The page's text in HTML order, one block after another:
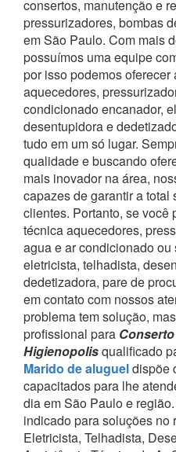
consertos, manutenção e
pressurizadores, bombas
em São Paulo. Com mais
possuímos uma equipe
por isso podemos
aquecedores,
condicionado encanador,
desentupidora e
tudo em um só lugar.
qualidade e buscando
mais inovador na área,
capazes de garantir a total
clientes. Portanto, se você
técnica aquecedores,
agua e ar condicionado
eletricista, telhadista,
dedetizadora, pare de
em contato com nossos
problema tem solução,
profissional para
Higienopolisqualificado
Marido de alugueldispõe
capacitados para lhe
dia em São Paulo e região.
indicado para soluções no
Eletricista, Telhadista,